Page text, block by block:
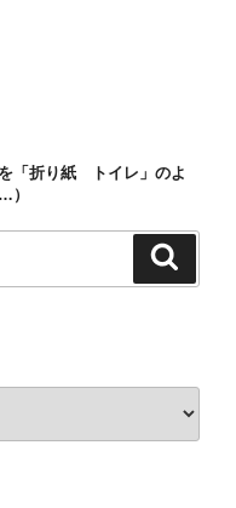
「折り紙 トイレ」のよ
）